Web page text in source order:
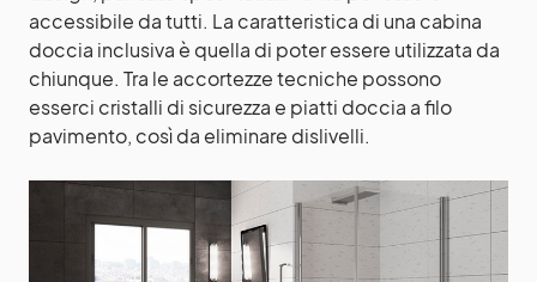
accessibile da tutti. La caratteristica di una cabina
doccia inclusiva è quella di poter essere utilizzata da
chiunque. Tra le accortezze tecniche possono
esserci cristalli di sicurezza e piatti doccia a filo
pavimento, così da eliminare dislivelli.